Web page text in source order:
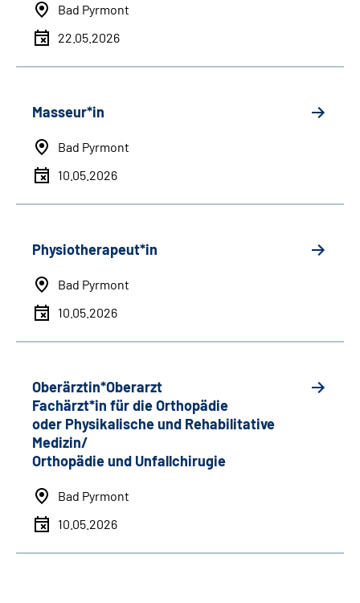
Bad Pyrmont
22.05.2026
Masseur*in
Bad Pyrmont
10.05.2026
Physiotherapeut*in
Bad Pyrmont
10.05.2026
Oberärztin*Oberarzt
Fachärzt*in für die Orthopädie
oder Physikalische und Rehabilitative
Medizin/
Orthopädie und Unfallchirugie
Bad Pyrmont
10.05.2026